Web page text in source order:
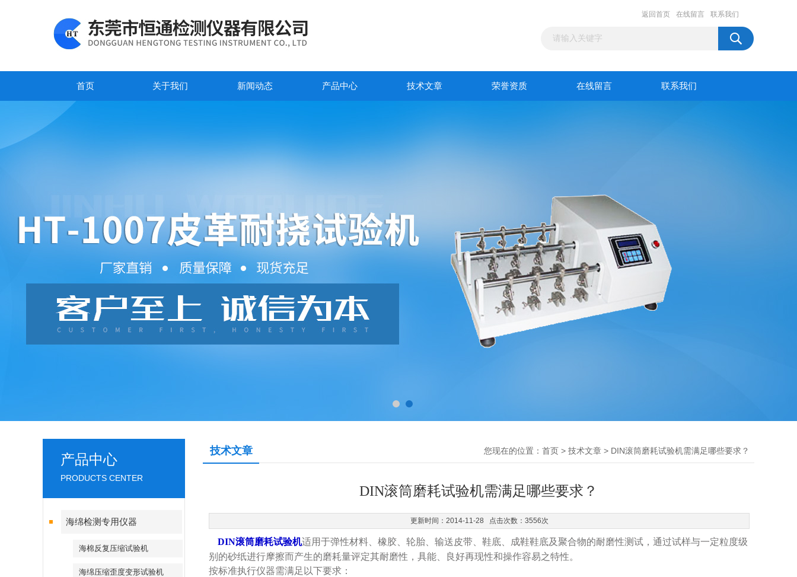
返回首页 在线留言 联系我们
首页 关于我们 新闻动态 产品中心 技术文章 荣誉资质 在线留言 联系我们
产品中心
PRODUCTS CENTER
海绵检测专用仪器
海棉反复压缩试验机
海绵压缩歪度变形试验机
技术文章 您现在的位置： 首页 > 技术文章 > DIN滚筒磨耗试验机需满足哪些要求？
DIN滚筒磨耗试验机需满足哪些要求？
更新时间：2014-11-28 点击次数：3556次
DIN滚筒磨耗试验机适用于弹性材料、橡胶、轮胎、输送皮带、鞋底、成鞋鞋底及聚合物的耐磨性测试，通过试样与一定粒度级
别的砂纸进行摩擦而产生的磨耗量评定其耐磨性，具能、良好再现性和操作容易之特性。
按标准执行仪器需满足以下要求：